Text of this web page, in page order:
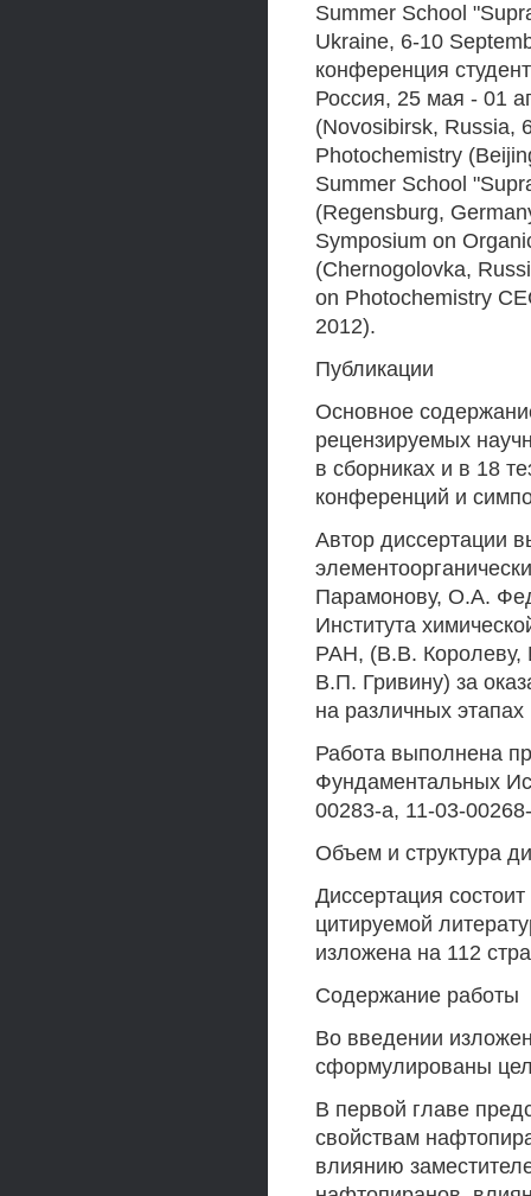
Summer School
Ukraine, 6-10
конференция
Россия, 25 мая - 01
(Novosibirsk, Russia,
Photochemistry
Summer School
(Regensburg,
Symposium on
(Chernogolovka,
on Photochemistry
2012).
Публикации
Основное
рецензируемых
в сборниках и в 18
конференций и
Автор диссертации
Парамонову, O.A.
Института
РАН, (В.В. Королеву,
В.П. Гривину) за
на различных
Работа выполнена
Фундаментальных
00283-а, 11-03-
Объем и структура
Диссертация
цитируемой
изложена на 112
Содержание работы
Во введении
сформулированы
В первой главе
свойствам
влиянию